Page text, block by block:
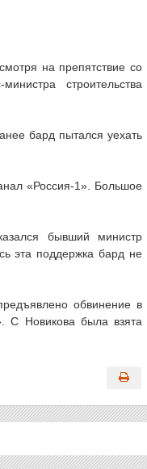
на препятствие со
строительства
бард пытался уехать
«Россия-1». Большое
бывший министр
эта поддержка бард не
обвинение в
С Новикова была взята